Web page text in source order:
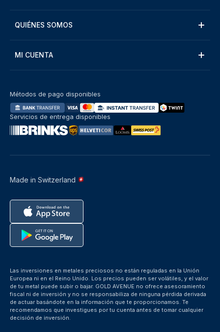
QUIÉNES SOMOS
MI CUENTA
Made in Switzerland
Métodos de pago disponibles
Servicios de entrega disponibles
Las inversiones en metales preciosos no están reguladas en la Unión
Europea ni en el Reino Unido. Los precios pueden ser volátiles, y el valor
de tu metal puede subir o bajar. GOLD AVENUE no ofrece asesoramiento
fiscal ni de inversión y no se responsabiliza de ninguna pérdida derivada
de actuar basándote en la información que te proporcionamos. Te
recomendamos que investigues por tu cuenta antes de tomar cualquier
decisión de inversión.